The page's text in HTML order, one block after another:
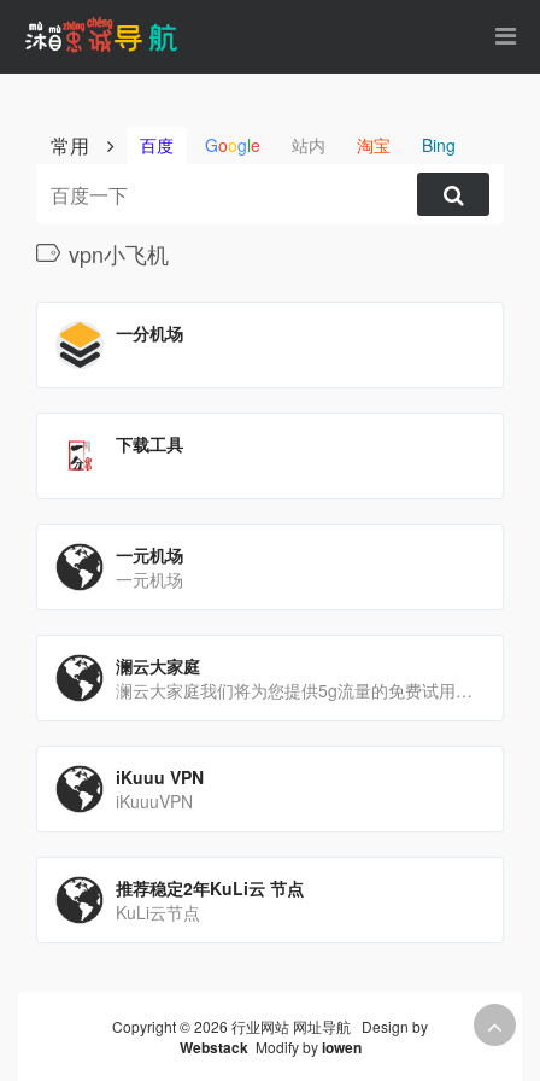
常用 百度 Google 站内 淘宝 Bing
vpn小飞机
一分机场
下载工具
一元机场
一元机场
澜云大家庭
澜云大家庭我们将为您提供5g流量的免费试用，充分体验我们的产品，不花冤枉钱。
iKuuu VPN
iKuuuVPN
推荐稳定2年KuLi云 节点
KuLi云节点
Copyright © 2026 行业网站 网址导航 Design by
Webstack Modify byiowen